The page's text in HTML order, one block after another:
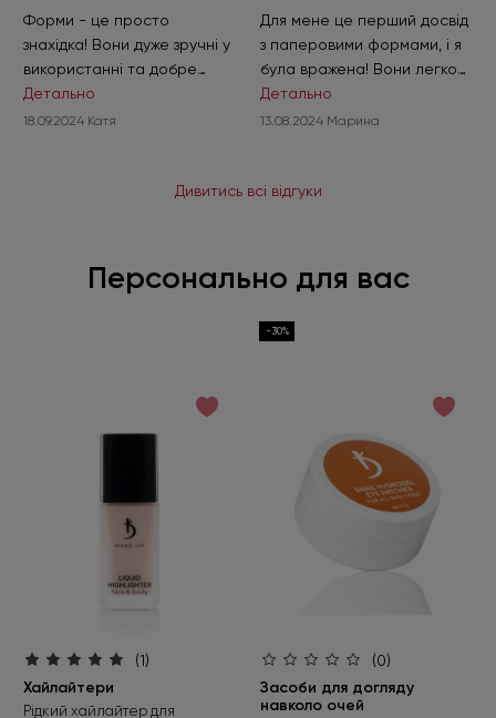
Форми - це просто
знахідка! Вони дуже зручні у
використанні та добре
тримають форму під час
нарощування.
Детально
18.09.2024 Катя
Для мене це перший досвід
з паперовими формами, і я
була вражена! Вони легко
приклеюються і не
викликають складнощів у
Детально
13.08.2024 Марина
Дивитись всі відгуки
Персонально для вас
(1)
Хайлайтери
Рідкий хайлайтер для
-30%
(0)
Засоби для догляду
навколо очей